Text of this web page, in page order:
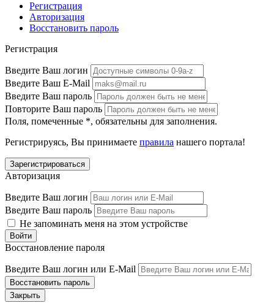
Регистрация
Авторизация
Восстановить пароль
Регистрация
Введите Ваш логин
Введите Ваш E-Mail
Введите Ваш пароль
Повторите Ваш пароль
Поля, помеченные *, обязательны для заполнения.
Регистрируясь, Вы принимаете правила нашего портала!
Авторизация
Введите Ваш логин
Введите Ваш пароль
Не запоминать меня на этом устройстве
Восстановление пароля
Введите Ваш логин или E-Mail
Закрыть